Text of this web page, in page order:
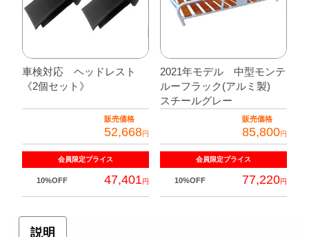
車検対応 ヘッドレスト
《2個セット》
販売価格
52,668円
会員限定プライス
10%OFF 47,401円
2021年モデル 中型モンテ
ルーフラック(アルミ製)
スチールグレー
販売価格
85,800円
会員限定プライス
10%OFF 77,220円
説明